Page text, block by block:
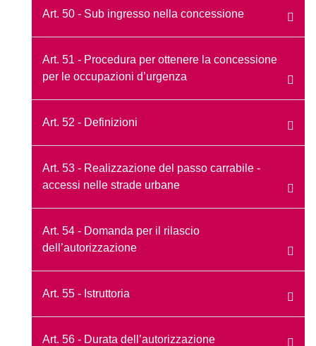
Art. 50 - Sub ingresso nella concessione
Art. 51 - Procedura per ottenere la concessione
per le occupazioni d’urgenza
Art. 52 - Definizioni
Art. 53 - Realizzazione del passo carrabile -
accessi nelle strade urbane
Art. 54 - Domanda per il rilascio
dell’autorizzazione
Art. 55 - Istruttoria
Art. 56 - Durata dell’autorizzazione